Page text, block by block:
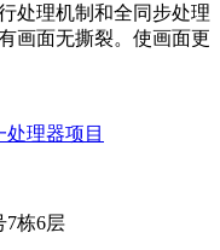
处理机制和全同步处理
画面无撕裂。使画面更
理器项目
7栋6层